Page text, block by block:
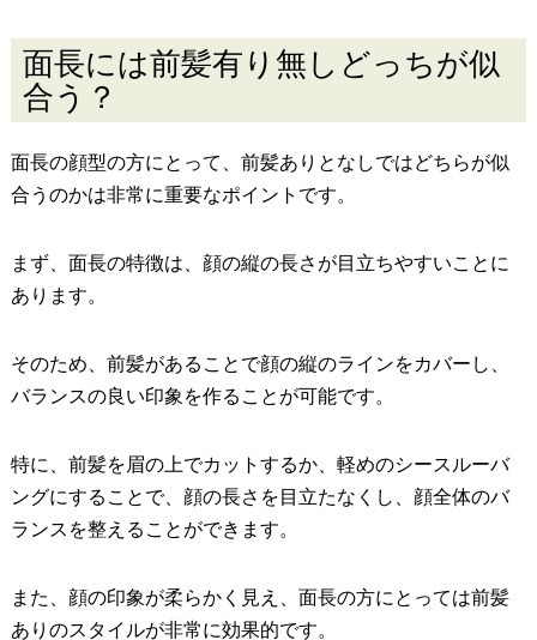
面長には前髪有り無しどっちが似
合う？
面長の顔型の方にとって、前髪ありとなしではどちらが似
合うのかは非常に重要なポイントです。
まず、面長の特徴は、顔の縦の長さが目立ちやすいことに
あります。
そのため、前髪があることで顔の縦のラインをカバーし、
バランスの良い印象を作ることが可能です。
特に、前髪を眉の上でカットするか、軽めのシースルーバ
ングにすることで、顔の長さを目立たなくし、顔全体のバ
ランスを整えることができます。
また、顔の印象が柔らかく見え、面長の方にとっては前髪
ありのスタイルが非常に効果的です。